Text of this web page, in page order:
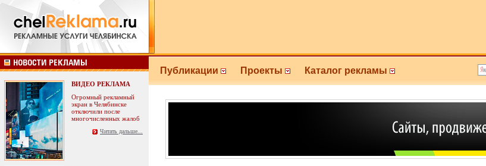
ВИДЕО РЕКЛАМА
Огромный рекламный
экран в Челябинске
отключили после
многочисленных жалоб
Читать дальше...
Публикации Проекты Каталог рекламы